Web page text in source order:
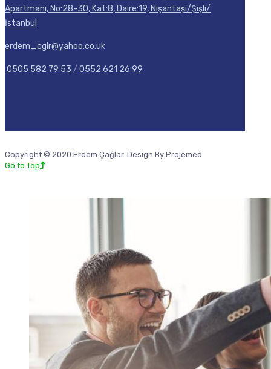
Apartmanı, No:28-30, Kat:8, Daire:19, Nişantaşı/Şişli/
İstanbul
erdem_cglr@yahoo.co.uk
0505 582 79 53 / 0552 621 26 99
Copyright © 2020 Erdem Çağlar. Design By Projemed
Go to Top